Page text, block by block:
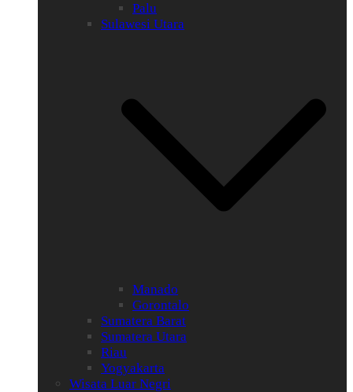
Palu
Sulawesi Utara
Manado
Gorontalo
Sumatera Barat
Sumatera Utara
Riau
Yogyakarta
Wisata Luar Negri